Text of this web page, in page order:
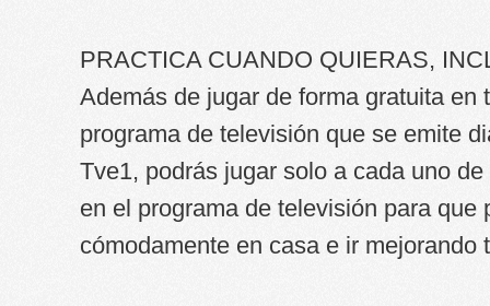
PRACTICA CUANDO QUIERAS,
Además de jugar de forma gratuita en
programa de televisión que se emite
Tve1, podrás jugar solo a cada uno
en el programa de televisión para que
cómodamente en casa e ir mejorando